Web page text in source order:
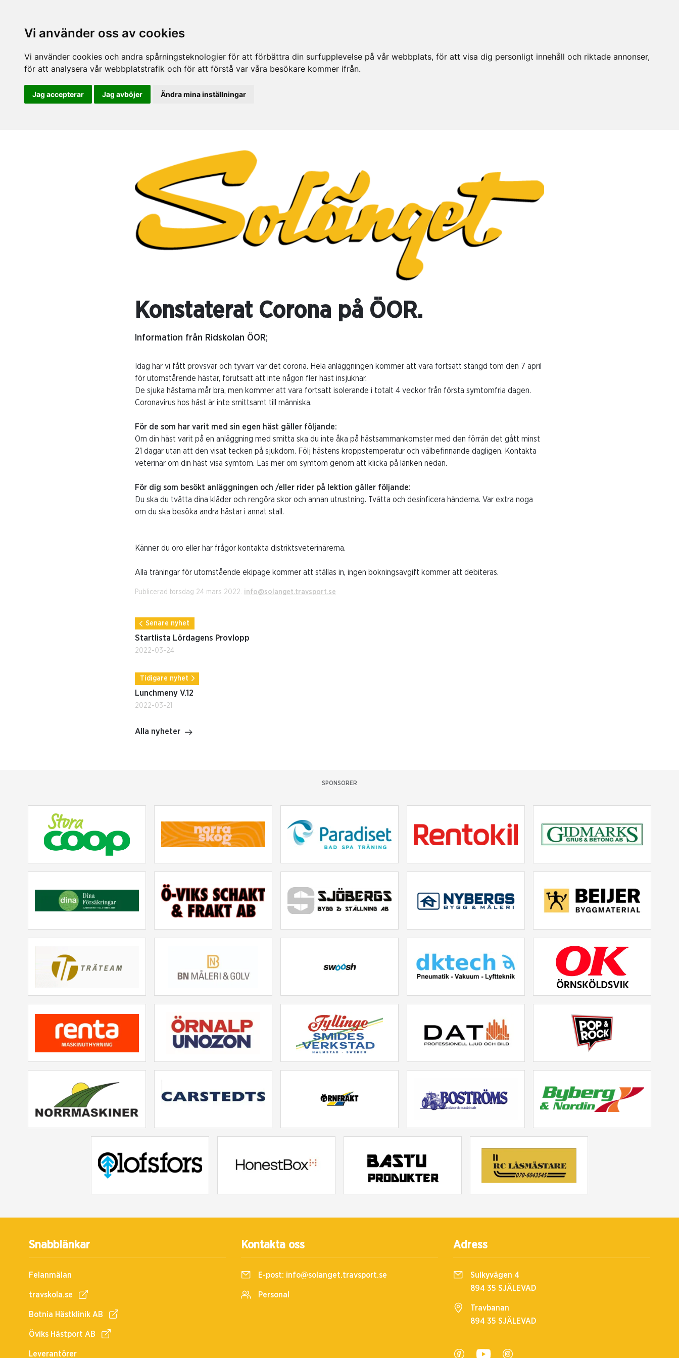
Vi använder oss av cookies
Vi använder cookies och andra spårningsteknologier för att förbättra din surfupplevelse på vår webbplats, för att visa dig personligt innehåll och riktade annonser,
för att analysera vår webbplatstrafik och för att förstå var våra besökare kommer ifrån.
Jag accepterar Jag avböjer Ändra mina inställningar
Konstaterat Corona på ÖOR.
Information från Ridskolan ÖOR;
Idag har vi fått provsvar och tyvärr var det corona. Hela anläggningen kommer att vara fortsatt stängd tom den 7 april
för utomstårende hästar, förutsatt att inte någon fler häst insjuknar.
De sjuka hästarna mår bra, men kommer att vara fortsatt isolerande i totalt 4 veckor från första symtomfria dagen.
Coronavirus hos häst är inte smittsamt till människa.
För de som har varit med sin egen häst gäller följande:
Om din häst varit på en anläggning med smitta ska du inte åka på hästsammankomster med den förrän det gått minst
21 dagar utan att den visat tecken på sjukdom. Följ hästens kroppstemperatur och välbefinnande dagligen. Kontakta
veterinär om din häst visa symtom. Läs mer om symtom genom att klicka på länken nedan.
För dig som besökt anläggningen och /eller rider på lektion gäller följande:
Du ska du tvätta dina kläder och rengöra skor och annan utrustning. Tvätta och desinficera händerna. Var extra noga
om du ska besöka andra hästar i annat stall.
Känner du oro eller har frågor kontakta distriktsveterinärerna.
Alla träningar för utomstående ekipage kommer att ställas in, ingen bokningsavgift kommer att debiteras.
Publicerad torsdag 24 mars 2022. info@solanget.travsport.se
Senare nyhet
Startlista Lördagens Provlopp
2022-03-24
Tidigare nyhet
Lunchmeny V.12
2022-03-21
Alla nyheter
SPONSORER
Snabblänkar
Felanmälan
travskola.se
Botnia Hästklinik AB
Öviks Hästport AB
Leverantörer
Kontakta oss
E-post: info@solanget.travsport.se
Personal
Adress
Sulkyvägen 4
894 35 SJÄLEVAD
Travbanan
894 35 SJÄLEVAD